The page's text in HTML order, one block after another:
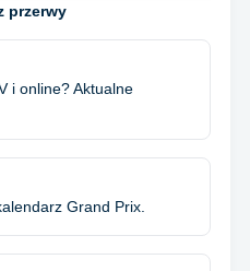
przerwy
i online? Aktualne
Grand Prix.